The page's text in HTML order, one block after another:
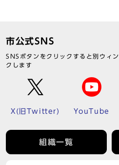
市公式SNS
SNSボタンをクリックすると別ウィ
クします
X(旧Twitter) YouTube
組織一覧